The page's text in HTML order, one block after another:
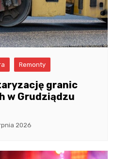
Remonty
granic
w Grudziądzu
2026